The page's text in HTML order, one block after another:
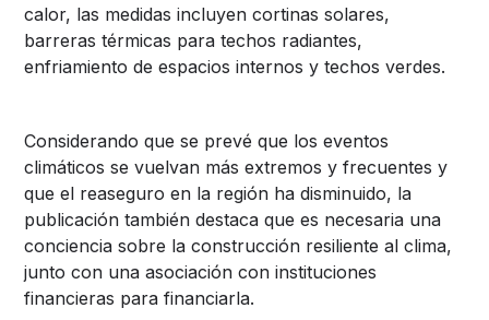
calor, las medidas incluyen cortinas solares,
barreras térmicas para techos radiantes,
enfriamiento de espacios internos y techos verdes.
Considerando que se prevé que los eventos
climáticos se vuelvan más extremos y frecuentes y
que el reaseguro en la región ha disminuido, la
publicación también destaca que es necesaria una
conciencia sobre la construcción resiliente al clima,
junto con una asociación con instituciones
financieras para financiarla.